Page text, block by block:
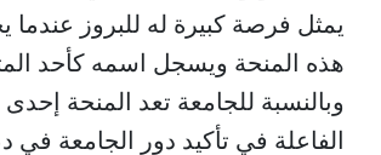
يمثل فرصة كبيرة له للبروز
هذه المنحة ويسجل اسمه كأحد
وبالنسبة للجامعة تعد المنحة إحدى
الفاعلة في تأكيد دور الجامعة في